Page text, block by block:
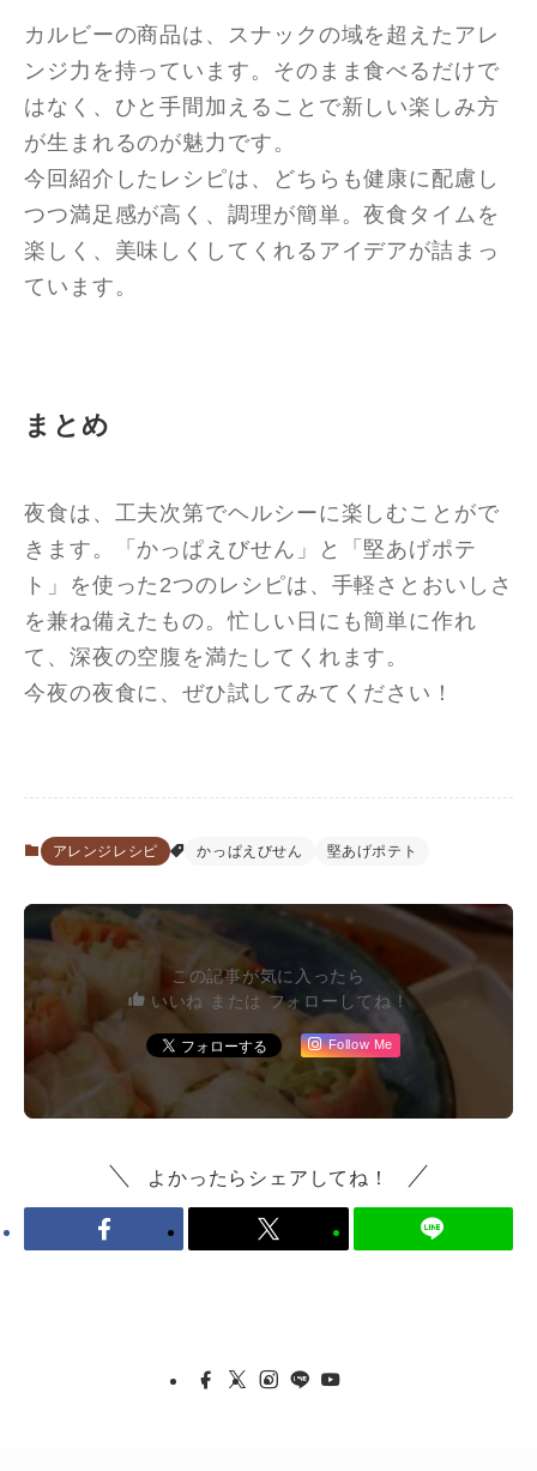
カルビーの商品は、スナックの域を超えたアレ
ンジ力を持っています。そのまま食べるだけで
はなく、ひと手間加えることで新しい楽しみ方
が生まれるのが魅力です。
今回紹介したレシピは、どちらも健康に配慮し
つつ満足感が高く、調理が簡単。夜食タイムを
楽しく、美味しくしてくれるアイデアが詰まっ
ています。
まとめ
夜食は、工夫次第でヘルシーに楽しむことがで
きます。「かっぱえびせん」と「堅あげポテ
ト」を使った2つのレシピは、手軽さとおいしさ
を兼ね備えたもの。忙しい日にも簡単に作れ
て、深夜の空腹を満たしてくれます。
今夜の夜食に、ぜひ試してみてください！
アレンジレシピ かっぱえびせん 堅あげポテト
この記事が気に入ったら
いいね または フォローしてね！
Follow Me
よかったらシェアしてね！